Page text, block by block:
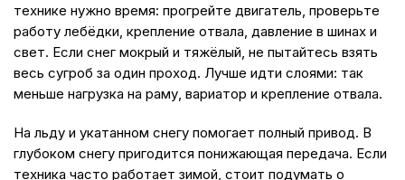
технике нужно время: прогрейте двигатель, проверьте
работу лебёдки, крепление отвала, давление в шинах и
свет. Если снег мокрый и тяжёлый, не пытайтесь взять
весь сугроб за один проход. Лучше идти слоями: так
меньше нагрузка на раму, вариатор и крепление отвала.
На льду и укатанном снегу помогает полный привод. В
глубоком снегу пригодится понижающая передача. Если
техника часто работает зимой, стоит подумать о